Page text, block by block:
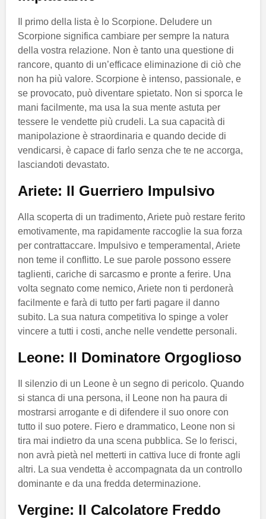
Il primo della lista è lo Scorpione. Deludere un
Scorpione significa cambiare per sempre la natura
della vostra relazione. Non è tanto una questione di
rancore, quanto di un’efficace eliminazione di ciò che
non ha più valore. Scorpione è intenso, passionale, e
se provocato, può diventare spietato. Non si sporca le
mani facilmente, ma usa la sua mente astuta per
tessere le vendette più crudeli. La sua capacità di
manipolazione è straordinaria e quando decide di
vendicarsi, è capace di farlo senza che te ne accorga,
lasciandoti devastato.
Ariete: Il Guerriero Impulsivo
Alla scoperta di un tradimento, Ariete può restare ferito
emotivamente, ma rapidamente raccoglie la sua forza
per contrattaccare. Impulsivo e temperamental, Ariete
non teme il conflitto. Le sue parole possono essere
taglienti, cariche di sarcasmo e pronte a ferire. Una
volta segnato come nemico, Ariete non ti perdonerà
facilmente e farà di tutto per farti pagare il danno
subito. La sua natura competitiva lo spinge a voler
vincere a tutti i costi, anche nelle vendette personali.
Leone: Il Dominatore Orgoglioso
Il silenzio di un Leone è un segno di pericolo. Quando
si stanca di una persona, il Leone non ha paura di
mostrarsi arrogante e di difendere il suo onore con
tutto il suo potere. Fiero e drammatico, Leone non si
tira mai indietro da una scena pubblica. Se lo ferisci,
non avrà pietà nel metterti in cattiva luce di fronte agli
altri. La sua vendetta è accompagnata da un controllo
dominante e da una fredda determinazione.
Vergine: Il Calcolatore Freddo